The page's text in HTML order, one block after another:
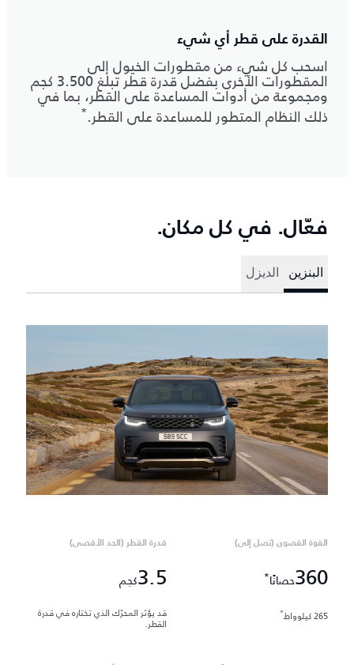
القدرة على قطر أي شيء
اسحب كل شيء من مقطورات الخيول إلى
المقطورات الأخرى بفضل قدرة قطر تبلغ 3.500 كجم
ومجموعة من أدوات المساعدة على القطر، بما في
ذلك النظام المتطور للمساعدة على القطر.*
فعّال. في كل مكان.
البنزين الديزل
القوة القصوى (تصل إلى)
360حصانًا*
265 كيلوواط *
قدرة القطر (الحد الأقصى)
3.5كجم
قد يؤثر المحرّك الذي تختاره في قدرة
القطر.